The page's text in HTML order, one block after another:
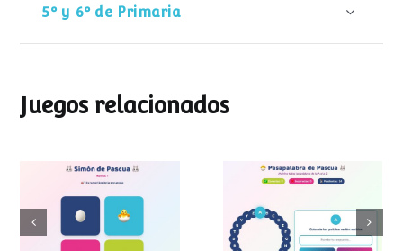
5º y 6º de Primaria
Juegos relacionados
Simon de Pascua
Pasapalabra de
Pascua